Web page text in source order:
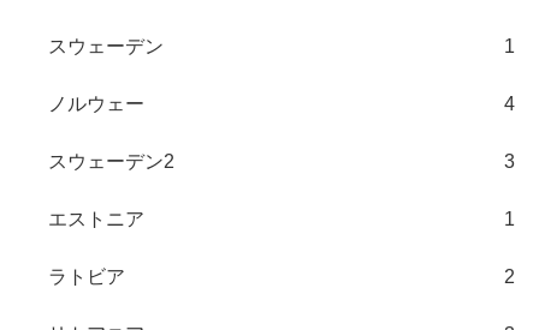
スウェーデン 1
ノルウェー 4
スウェーデン2 3
エストニア 1
ラトビア 2